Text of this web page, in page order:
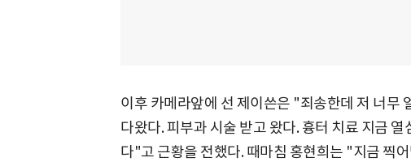
이후 카메라앞에 선 제이쓴은 "죄송한데 저 너무
다왔다. 피부과 시술 받고 왔다. 흉터 치료 지금
다"고 근황을 전했다. 때마침 홍현희는 "지금 찍